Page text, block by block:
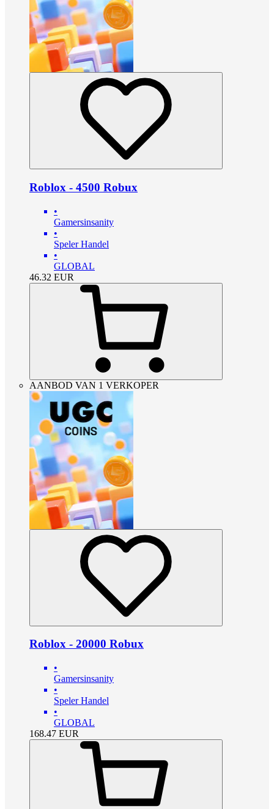
Roblox - 4500 Robux
•
Gamersinsanity
•
Speler Handel
•
GLOBAL
46.32 EUR
AANBOD VAN 1 VERKOPER
Roblox - 20000 Robux
•
Gamersinsanity
•
Speler Handel
•
GLOBAL
168.47 EUR